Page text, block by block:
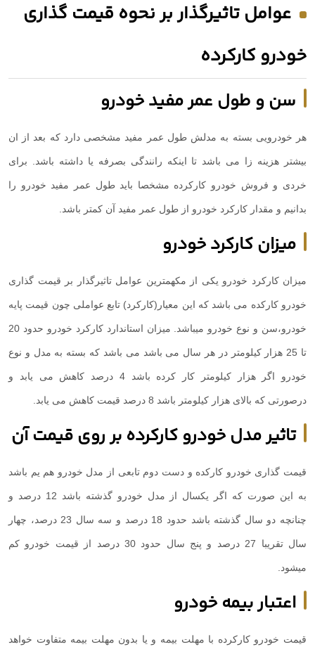
عوامل تاثیرگذار بر نحوه قیمت گذاری
خودرو کارکرده
سن و طول عمر مفید خودرو
هر خودرویی بسته به مدلش طول عمر مفید مشخصی دارد که بعد از ان
بیشتر هزینه زا می باشد تا اینکه رانندگی بصرفه یا داشته باشد. برای
خردی و فروش خودرو کارکرده مشخصا باید طول عمر مفید خودرو را
بدانیم و مقدار کارکرد خودرو از طول عمر مفید آن کمتر باشد.
میزان کارکرد خودرو
میزان کارکرد خودرو یکی از مکهمترین عوامل تاثیرگذار بر قیمت گذاری
خودرو کارکده می باشد که این معیار(کارکرد) تابع عواملی چون قیمت پایه
خودرو،سن و نوع خودرو میباشد. میزان استاندارد کارکرد خودرو حدود 20
تا 25 هزار کیلومتر در هر سال می باشد می باشد که بسته به مدل و نوع
خودرو اگر هزار کیلومتر کار کرده باشد 4 درصد کاهش می یابد و
درصورتی که بالای هزار کیلومتر باشد 8 درصد قیمت کاهش می یابد.
تاثیر مدل خودرو کارکرده بر روی قیمت آن
قیمت گذاری خودرو کارکده و دست دوم تابعی از مدل خودرو هم یم باشد
به این صورت که اگر یکسال از مدل خودرو گذشته باشد 12 درصد و
چنانچه دو سال گذشته باشد حدود 18 درصد و سه سال 23 درصد، چهار
سال تقریبا 27 درصد و پنج سال حدود 30 درصد از قیمت خودرو کم
میشود.
اعتبار بیمه خودرو
قیمت خودرو کارکرده با مهلت بیمه و یا بدون مهلت بیمه متفاوت خواهد